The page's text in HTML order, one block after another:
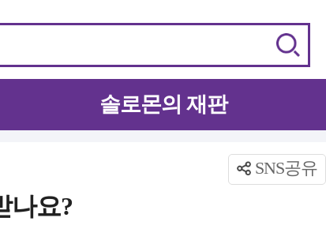
솔로몬의 재판
SNS공유
나요?